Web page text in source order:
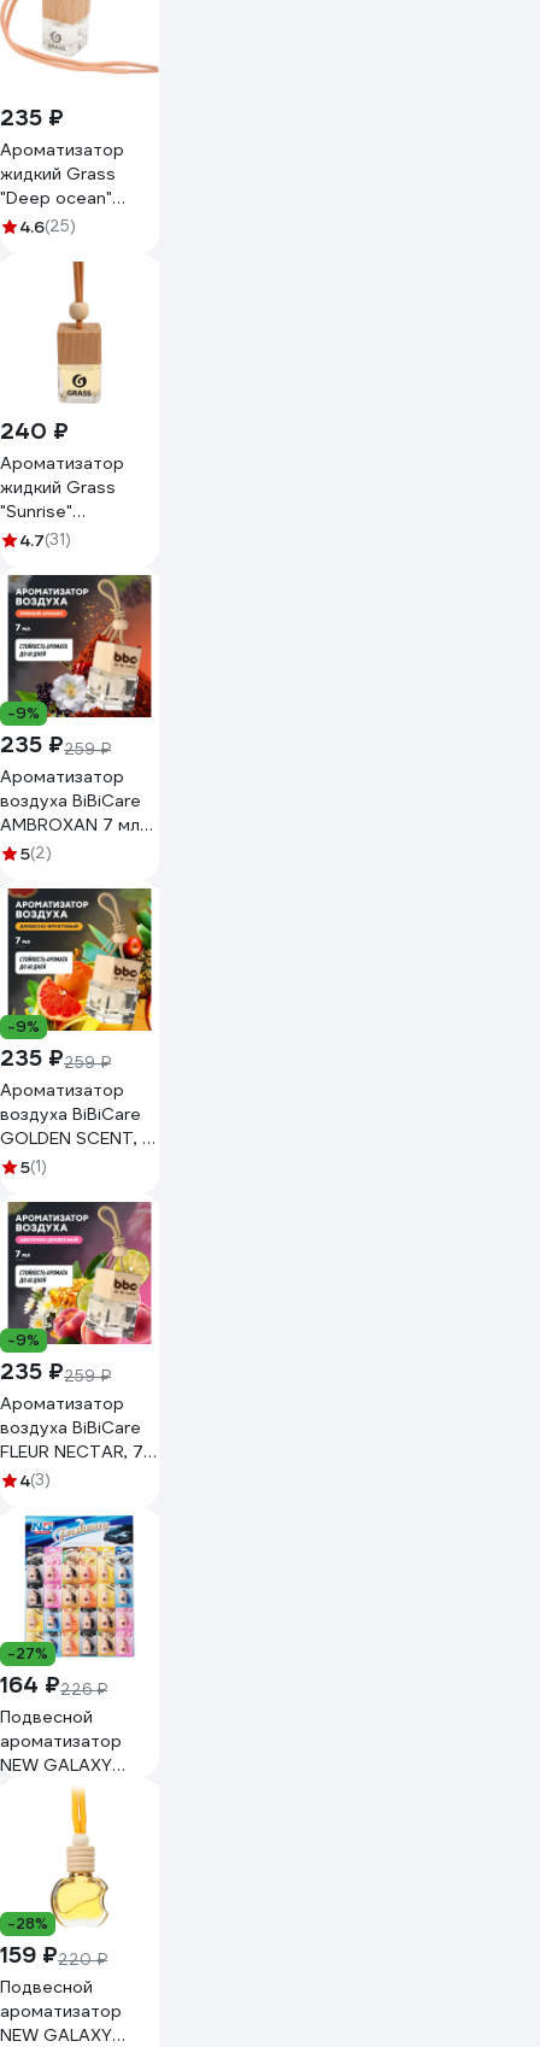
235 ₽
Ароматизатор
жидкий Grass
"Deep ocean"
подвесной AC-
4.6(25)
240 ₽
Ароматизатор
жидкий Grass
"Sunrise"
подвесной AC-
4.7(31)
-9%
235 ₽259 ₽
Ароматизатор
воздуха BiBiCare
AMBROXAN 7 мл
4427
5(2)
-9%
235 ₽259 ₽
Ароматизатор
воздуха BiBiCare
GOLDEN SCENT, 7
мл 4424
5(1)
-9%
235 ₽259 ₽
Ароматизатор
воздуха BiBiCare
FLEUR NECTAR, 7
мл 4428
4(3)
-27%
164 ₽226 ₽
Подвесной
ароматизатор
NEW GALAXY
Freshway дисплей,
цена за шт 794-
-28%
159 ₽220 ₽
Подвесной
ароматизатор
NEW GALAXY